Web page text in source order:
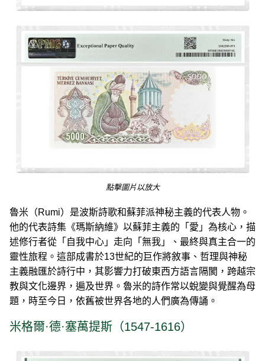
點擊圖片以放大
魯米（Rumi）是波斯詩歌和蘇菲派神秘主義的代表人物。
他的代表詩集《瑪斯納維》以蘇菲主義的「愛」為核心，描
述修行者從「自我中心」走向「無我」、最終與真主合一的
靈性旅程。這部成書於13世紀的巨作將敘事、哲理與神秘
主義融匯於詩行中，其影響力打破東西方語言隔閡，跨越宗
教與文化邊界，遍及世界。魯米的詩作常以蛻變與覺醒為母
題，時至今日，依舊被世界各地的人們廣為傳誦。
米格爾·德·塞萬提斯（1547-1616）